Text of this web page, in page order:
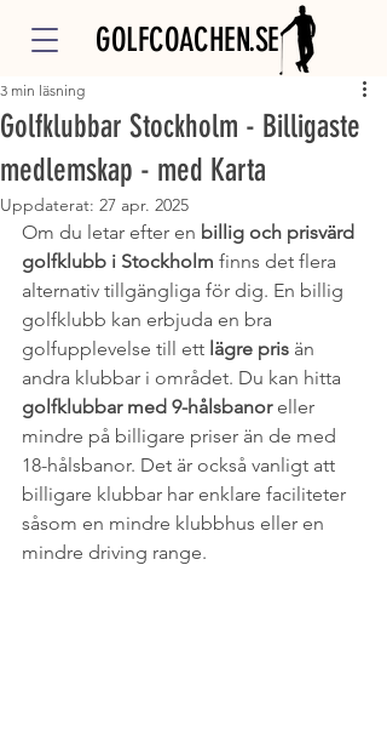
GOLFCOACHEN.SE
Golfklubbar Stockholm - Billigaste
medlemskap - med Karta
3 min läsning
Uppdaterat: 27 apr. 2025
Om du letar efter en billig och prisvärd
golfklubb i Stockholm finns det flera
alternativ tillgängliga för dig. En billig
golfklubb kan erbjuda en bra
golfupplevelse till ett lägre pris än
andra klubbar i området. Du kan hitta
golfklubbar med 9-hålsbanor eller
mindre på billigare priser än de med
18-hålsbanor. Det är också vanligt att
billigare klubbar har enklare faciliteter
såsom en mindre klubbhus eller en
mindre driving range.